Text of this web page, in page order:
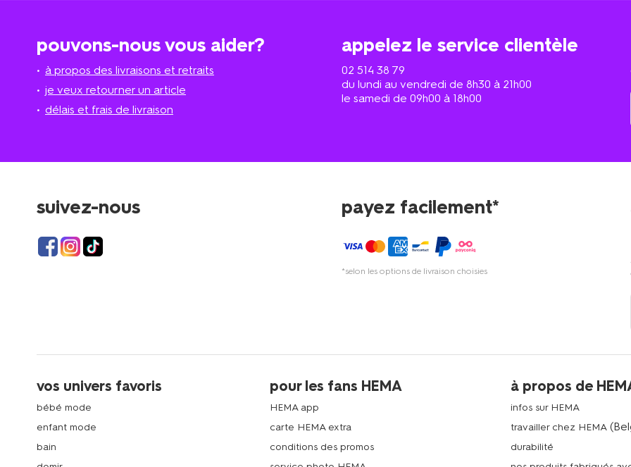
pouvons-nous vous aider?
à propos des livraisons et retraits
je veux retourner un article
délais et frais de livraison
appelez le service clientèle
02 514 38 79
du lundi au vendredi de 8h30 à 21h00
le samedi de 09h00 à 18h00
suivez-nous payez facilement*
*selon les options de livraison choisies
vos univers favoris
bébé mode
enfant mode
bain
pour les fans HEMA
HEMA app
carte HEMA extra
conditions des promos
à propos de
infos sur HEMA
travailler chez HEMA
durabilité